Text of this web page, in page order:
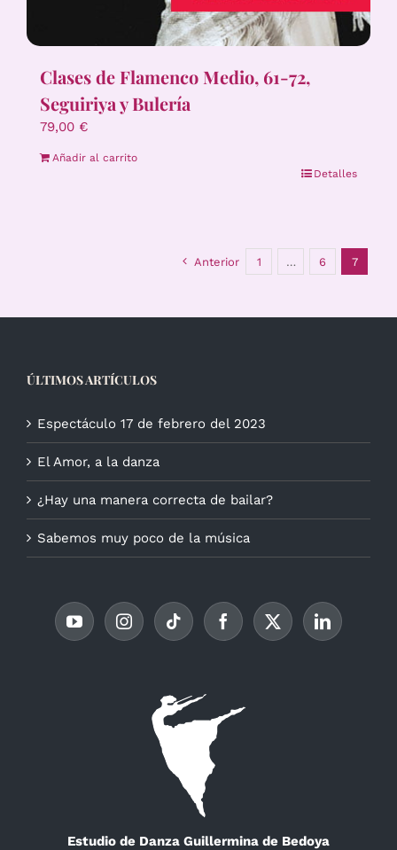
Clases de Flamenco Medio, 61-72,
Seguiriya y Bulería
79,00 €
Añadir al carrito
Detalles
Anterior 1 … 6 7
ÚLTIMOS ARTÍCULOS
Espectáculo 17 de febrero del 2023
El Amor, a la danza
¿Hay una manera correcta de bailar?
Sabemos muy poco de la música
Estudio de Danza Guillermina de Bedoya